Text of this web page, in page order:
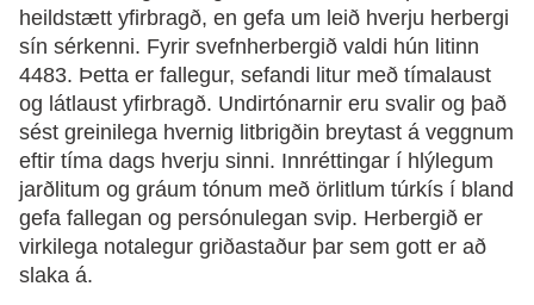
heildstætt yfirbragð, en gefa um leið hverju herbergi
sín sérkenni. Fyrir svefnherbergið valdi hún litinn
4483. Þetta er fallegur, sefandi litur með tímalaust
og látlaust yfirbragð. Undirtónarnir eru svalir og það
sést greinilega hvernig litbrigðin breytast á veggnum
eftir tíma dags hverju sinni. Innréttingar í hlýlegum
jarðlitum og gráum tónum með örlitlum túrkís í bland
gefa fallegan og persónulegan svip. Herbergið er
virkilega notalegur griðastaður þar sem gott er að
slaka á.